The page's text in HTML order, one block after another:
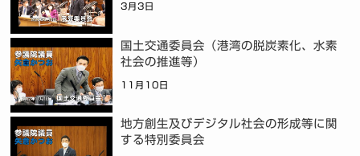
3月3日
国土交通委員会（港湾の脱炭素化、水素
社会の推進等）
11月10日
地方創生及びデジタル社会の形成等に関
する特別委員会